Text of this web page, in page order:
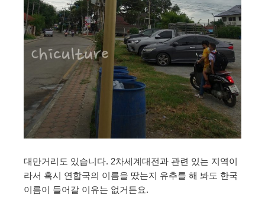
대만거리도 있습니다. 2차세계대전과 관련 있는 지역이
라서 혹시 연합국의 이름을 땄는지 유추를 해 봐도 한국
이름이 들어갈 이유는 없거든요.